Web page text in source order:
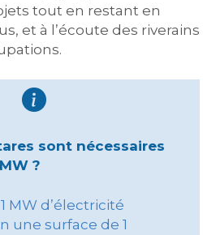
tout en restant en
et à l’écoute des riverains
sont nécessaires
?
MW d’électricité
une surface de 1